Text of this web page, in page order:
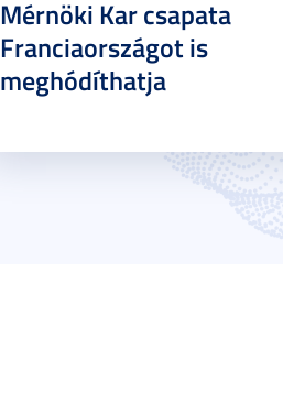
Mérnöki Kar csapata
Franciaországot is
meghódíthatja